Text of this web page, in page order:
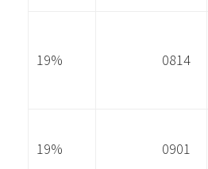
19% 0814
19% 0901